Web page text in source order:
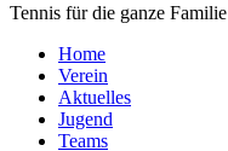
Tennis für die ganze Familie
Home
Verein
Aktuelles
Jugend
Teams